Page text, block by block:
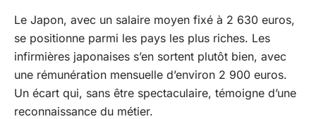
Le Japon, avec un salaire moyen fixé à 2 630 euros,
se positionne parmi les pays les plus riches. Les
infirmières japonaises s’en sortent plutôt bien, avec
une rémunération mensuelle d’environ 2 900 euros.
Un écart qui, sans être spectaculaire, témoigne d’une
reconnaissance du métier.